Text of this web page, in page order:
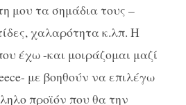
μου τα σημάδια τους –
χαλαρότητα κ.λπ. Η
έχω -και μοιράζομαι μαζί
με βοηθούν να επιλέγω
προϊόν που θα την